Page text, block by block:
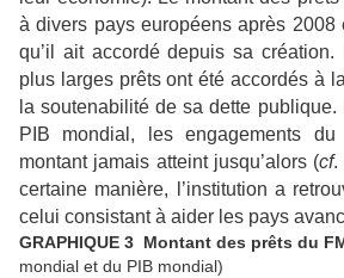
à divers pays européens après 2008
qu’il ait accordé depuis sa création.
plus larges prêts ont été accordés à
la soutenabilité de sa dette
PIB mondial, les engagements
montant jamais atteint jusqu’alors (cf.
certaine manière, l’institution a
celui consistant à aider les pays
GRAPHIQUE 3 Montant des prêts du
mondial et du PIB mondial)